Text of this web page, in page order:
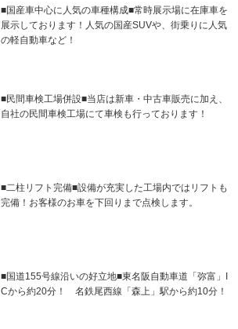
■国産車中心に人気の車種構成■常時展示場に在庫車を
展示しております！人気の国産SUVや、街乗りに人気
の軽自動車など！
■民間車検工場併設■当店は新車・中古車販売に加え、
自社の民間車検工場にて車検も行っております！
■二柱リフト完備■設備が充実した工場内ではリフトも
完備！お客様のお車を下回りまで点検します。
■国道155号線沿いの好立地■東名阪自動車道「弥富」I
Cから約20分！ 名鉄尾西線「森上」駅から約10分！